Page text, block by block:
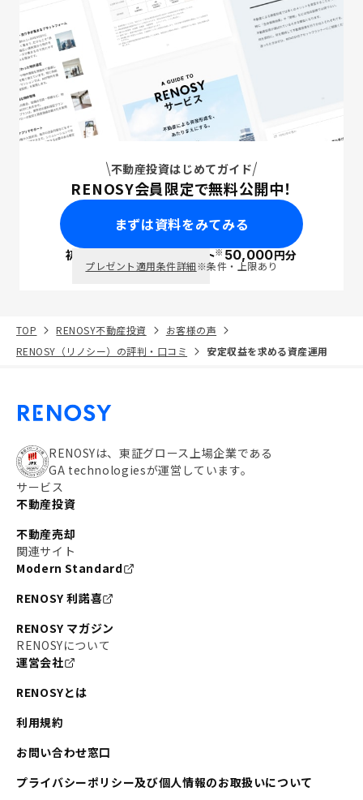
不動産投資はじめてガイド
RENOSY会員限定で無料公開中！
まずは資料をみてみる
初回面談で ポイント※50,000円分
プレゼント適用条件詳細※条件・上限あり
TOP RENOSY不動産投資
お客様の声
RENOSY（リノシー）の評判・口コミ
安定収益を求める資産運用
RENOSYは、東証グロース上場企業である
GA technologiesが運営しています。
サービス
不動産投資
不動産売却
関連サイト
Modern Standard
RENOSY 利諾喜
RENOSY マガジン
RENOSYについて
運営会社
RENOSYとは
利用規約
お問い合わせ窓口
プライバシーポリシー及び個人情報のお取扱いについて